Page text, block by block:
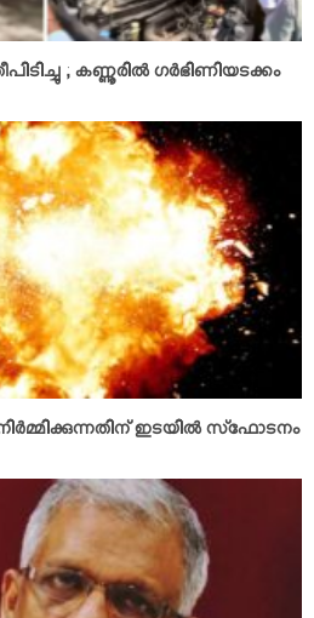
; കണ്ണൂരില്‍ ഗര്‍ഭിണിയടക്കം
ഇടയില്‍ സ്‌ഫോടനം